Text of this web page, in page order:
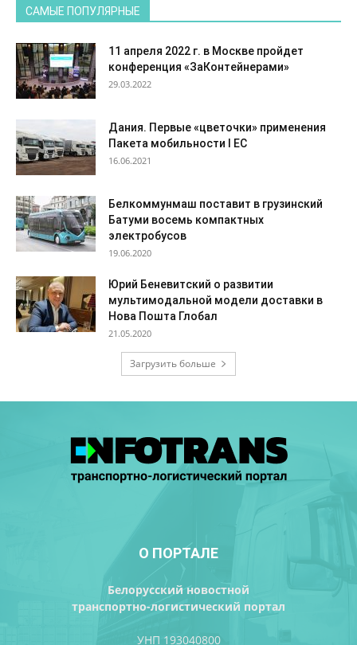
САМЫЕ ПОПУЛЯРНЫЕ
11 апреля 2022 г. в Москве пройдет
конференция «ЗаКонтейнерами»
29.03.2022
Дания. Первые «цветочки» применения
Пакета мобильности I ЕС
16.06.2021
Белкоммунмаш поставит в грузинский
Батуми восемь компактных
электробусов
19.06.2020
Юрий Беневитский о развитии
мультимодальной модели доставки в
Нова Пошта Глобал
21.05.2020
Загрузить больше
О ПОРТАЛЕ
Белорусский новостной
транспортно-логистический портал
УНП 193040800